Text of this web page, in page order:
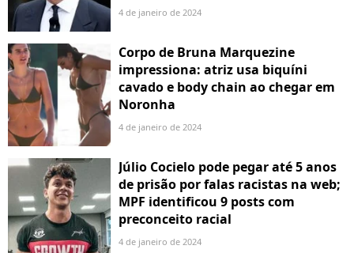
4 de janeiro de 2024
Corpo de Bruna Marquezine
impressiona: atriz usa biquíni
cavado e body chain ao chegar em
Noronha
4 de janeiro de 2024
Júlio Cocielo pode pegar até 5 anos
de prisão por falas racistas na web;
MPF identificou 9 posts com
preconceito racial
4 de janeiro de 2024